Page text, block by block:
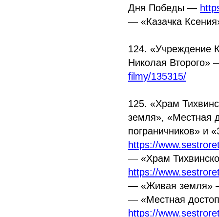
Дня Победы —
— «Казачка
124. «Учреждение
Николая
filmy/135315/
125. «Храм
земля», «Местная
пограничников» и
https://
— «Храм
https://
— «Живая
— «Местная
https://